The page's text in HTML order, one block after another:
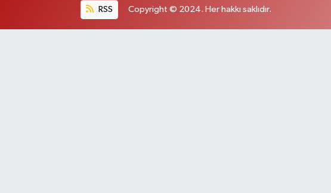
RSS Copyright © 2024. Her hakkı saklıdır.